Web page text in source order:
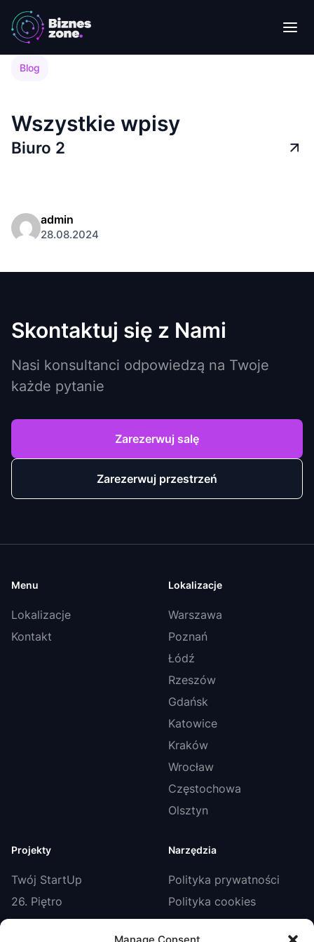
Blog
Wszystkie wpisy
Biuro 2
admin
28.08.2024
Skontaktuj się z Nami
Nasi konsultanci odpowiedzą na Twoje
każde pytanie
Zarezerwuj przestrzeń
Zarezerwuj salę
Menu
Lokalizacje
Kontakt
Lokalizacje
Warszawa
Poznań
Łódź
Rzeszów
Gdańsk
Katowice
Kraków
Wrocław
Częstochowa
Olsztyn
Projekty
Twój StartUp
26. Piętro
Smart Biznes
Narzędzia
Polityka prywatności
Polityka cookies
Regulamin